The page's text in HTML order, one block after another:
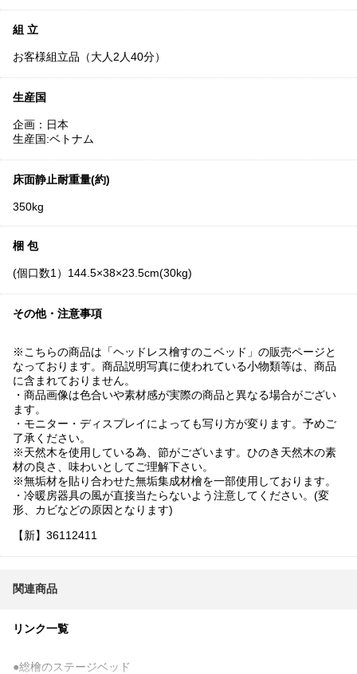
組 立
お客様組立品（大人2人40分）
生産国
企画：日本
生産国:ベトナム
床面静止耐重量(約)
350kg
梱 包
(個口数1）144.5×38×23.5cm(30kg)
その他・注意事項
※こちらの商品は「ヘッドレス檜すのこベッド」の販売ページと
なっております。商品説明写真に使われている小物類等は、商品
に含まれておりません。
・商品画像は色合いや素材感が実際の商品と異なる場合がござい
ます。
・モニター・ディスプレイによっても写り方が変ります。予めご
了承ください。
※天然木を使用している為、節がございます。ひのき天然木の素
材の良さ、味わいとしてご理解下さい。
※無垢材を貼り合わせた無垢集成材檜を一部使用しております。
・冷暖房器具の風が直接当たらないよう注意してください。(変
形、カビなどの原因となります)
【新】36112411
関連商品
リンク一覧
●総檜のステージベッド